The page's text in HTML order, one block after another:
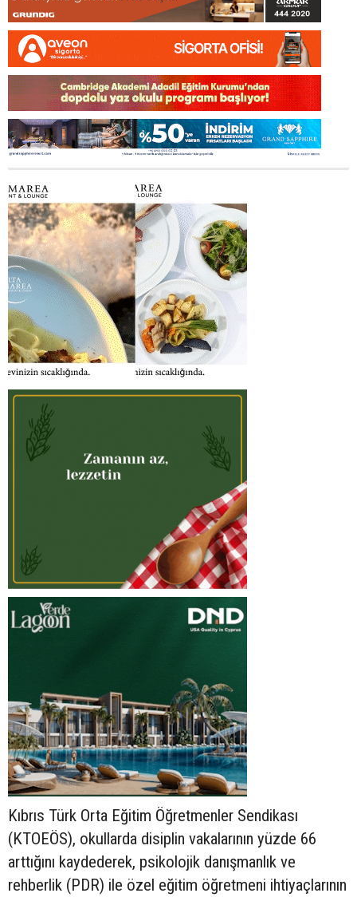
Kıbrıs Türk Orta Eğitim Öğretmenler Sendikası
(KTOEÖS), okullarda disiplin vakalarının yüzde 66
arttığını kaydederek, psikolojik danışmanlık ve
rehberlik (PDR) ile özel eğitim öğretmeni ihtiyaçlarının